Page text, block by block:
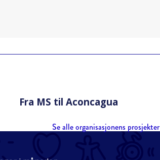
Fra MS til Aconcagua
Se alle organisasjonens prosjekter